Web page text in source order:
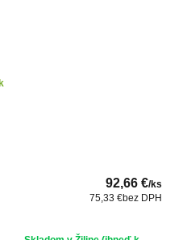
92,66 €/ks
75,33 €bez DPH